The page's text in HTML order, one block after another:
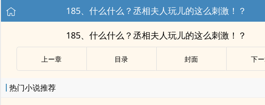
185、什么什么？丞相夫人玩儿的这么刺激！？
185、什么什么？丞相夫人玩儿的这么刺激！？
上ー章 目录 封面 下
热门小说推荐